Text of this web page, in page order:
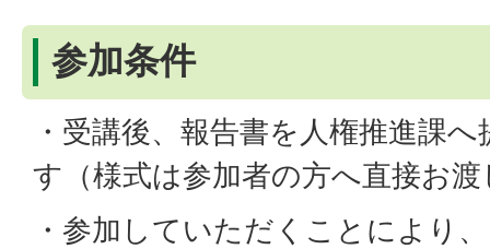
参加条件
・受講後、報告書を人権推進課
す（様式は参加者の方へ直接お
・参加していただくことにより